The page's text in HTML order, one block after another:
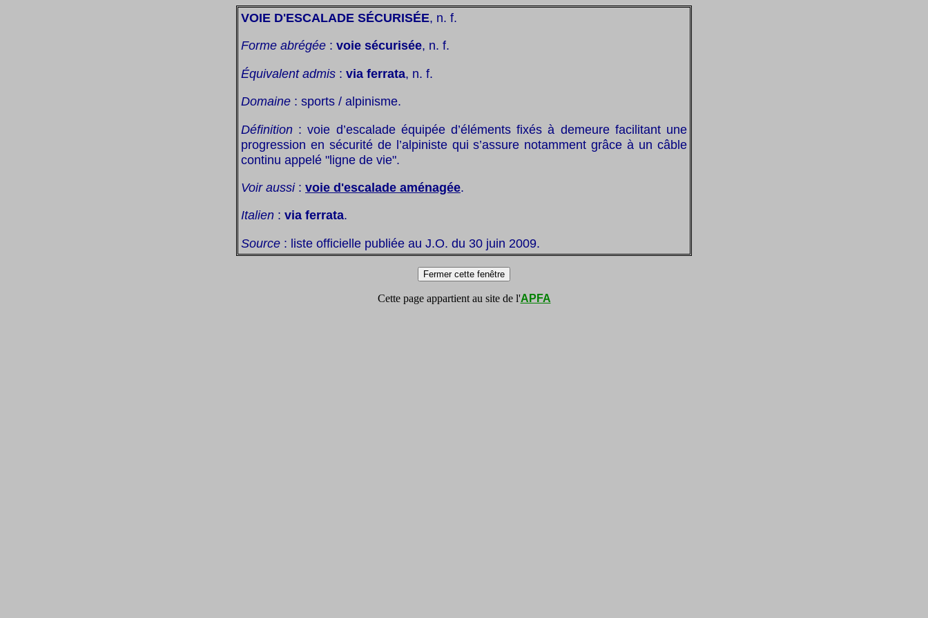
VOIE D'ESCALADE SÉCURISÉE, n. f.
Forme abrégée : voie sécurisée, n. f.
Équivalent admis : via ferrata, n. f.
Domaine : sports / alpinisme.
Définition : voie d’escalade équipée d’éléments fixés à demeure facilitant une
progression en sécurité de l’alpiniste qui s’assure notamment grâce à un câble
continu appelé "ligne de vie".
Voir aussi: voie d'escalade aménagée.
Italien : via ferrata.
Source : liste officielle publiée au J.O. du 30 juin 2009.
Cette page appartient au site de l'APFA